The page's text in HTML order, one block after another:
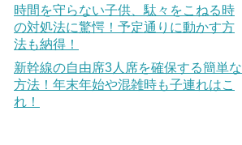
時間を守らない子供、駄々をこねる時
の対処法に驚愕！予定通りに動かす方
法も納得！
新幹線の自由席3人席を確保する簡単な
方法！年末年始や混雑時も子連れはこ
れ！